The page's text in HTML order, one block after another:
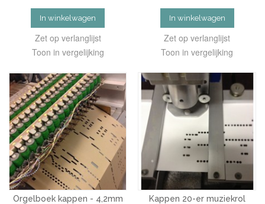
In winkelwagen
Zet op verlanglijst
Toon in vergelijking
In winkelwagen
Zet op verlanglijst
Toon in vergelijking
Orgelboek kappen - 4,2mm
Kappen 20-er muziekrol